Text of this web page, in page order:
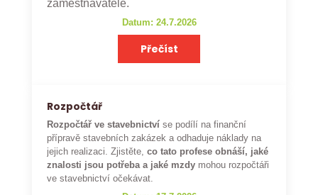
zaměstnavatele.
Datum: 24.7.2026
Přečíst
Rozpočtář
Rozpočtář ve stavebnictví se podílí na finanční
přípravě stavebních zakázek a odhaduje náklady na
jejich realizaci. Zjistěte,co tato profese obnáší, jaké
znalosti jsou potřeba a jaké mzdy mohou rozpočtáři
ve stavebnictví očekávat.